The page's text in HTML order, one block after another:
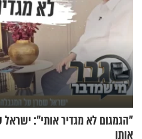
"הגמגום לא מגדיר אותי":
אותו